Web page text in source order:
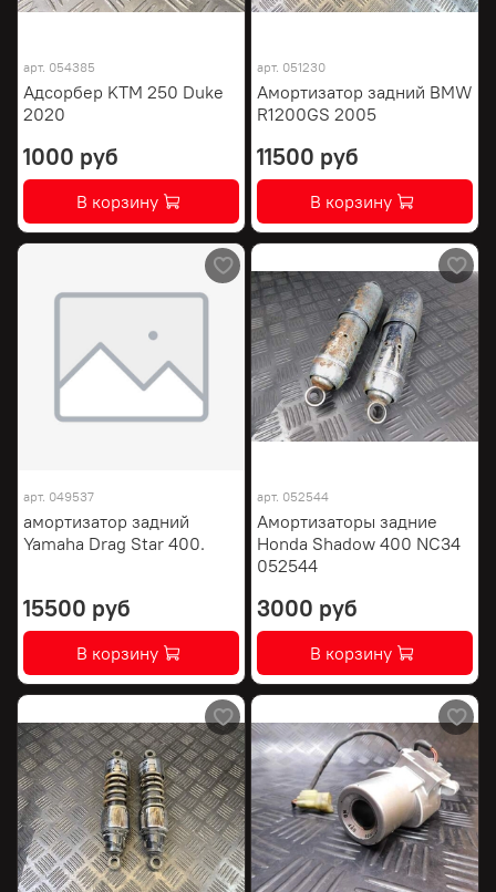
арт. 054385
Адсорбер KTM 250 Duke
2020
1000 руб
В корзину
арт. 051230
Амортизатор задний BMW
R1200GS 2005
11500 руб
В корзину
арт. 049537
амортизатор задний
Yamaha Drag Star 400.
15500 руб
В корзину
арт. 052544
Амортизаторы задние
Honda Shadow 400 NC34
052544
3000 руб
В корзину